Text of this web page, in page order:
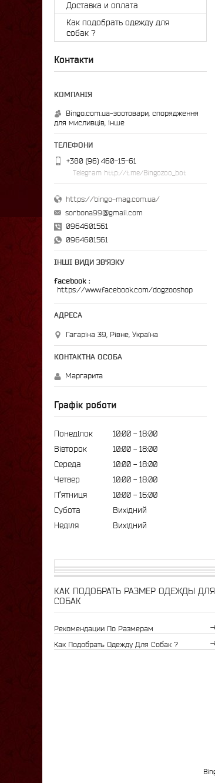
Доставка и оплата
Как подобрать одежду для
собак ?
Контакти
Bingo.com.ua-зоотовари, спорядження
для мисливців, інше
+380 (96) 460-15-61
Telegram http://t.me/Bingozoo_bot
https://bingo-mag.com.ua/
sorbona99@gmail.com
0964601561
0964601561
ІНШІ ВИДИ ЗВ'ЯЗКУ
facebook
https://www.facebook.com/dogzooshop
Гагаріна 39, Рівне, Україна
Маргарита
Графік роботи
Понеділок 10:00
18:00
Вівторок
10:00
18:00
Середа
10:00
18:00
Четвер
10:00
18:00
Пʼятниця
10:00
16:00
Субота
Вихідний
Неділя
Вихідний
КАК ПОДОБРАТЬ РАЗМЕР ОДЕЖДЫ ДЛЯ
СОБАК
Рекомендации По Размерам
Как Подобрать Одежду Для Собак ?